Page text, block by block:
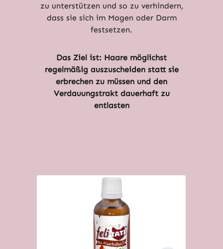
zu unterstützen und so zu verhindern,
dass sie sich im Magen oder Darm
festsetzen.
Das Ziel ist: Haare möglichst
regelmäßig auszuscheiden statt sie
erbrechen zu müssen und den
Verdauungstrakt dauerhaft zu
entlasten